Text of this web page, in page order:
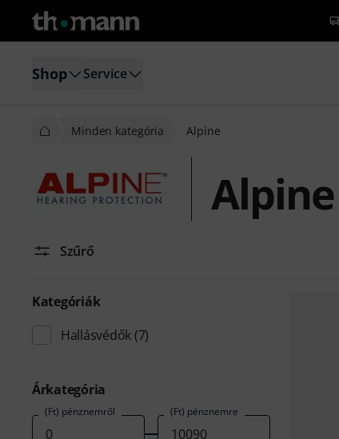
Shop Service
Minden kategória Alpine
Alpine
Szűrő
Kategóriák
Hallásvédők (7)
Árkategória
(Ft) pénznemről (Ft) pénznemre